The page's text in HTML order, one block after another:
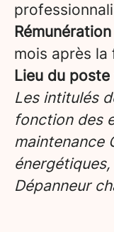
Rémunération
mois après la
Lieu du poste
Les intitulés
fonction des
maintenance
Dépanneur